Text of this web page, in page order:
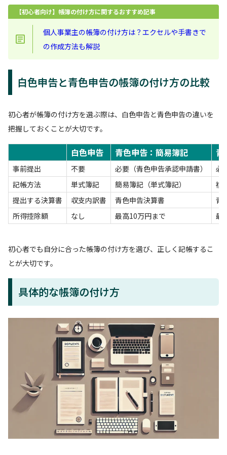
【初心者向け】帳簿の付け方に関するおすすめ記事
個人事業主の帳簿の付け方は？エクセルや手書きで
の作成方法も解説
白色申告と青色申告の帳簿の付け方の比較
初心者が帳簿の付け方を選ぶ際は、白色申告と青色申告の違いを
把握しておくことが大切です。
白色申告 青色申告：簡易簿記 青
事前提出 不要 必要（青色申告承認申請書）
必
記帳方法
単式簿記 簡易簿記（単式簿記）
複
提出する決算書
収支内訳書 青色申告決算書
青
所得控除額
なし 最高10万円まで 最
初心者でも自分に合った帳簿の付け方を選び、正しく記帳するこ
とが大切です。
具体的な帳簿の付け方